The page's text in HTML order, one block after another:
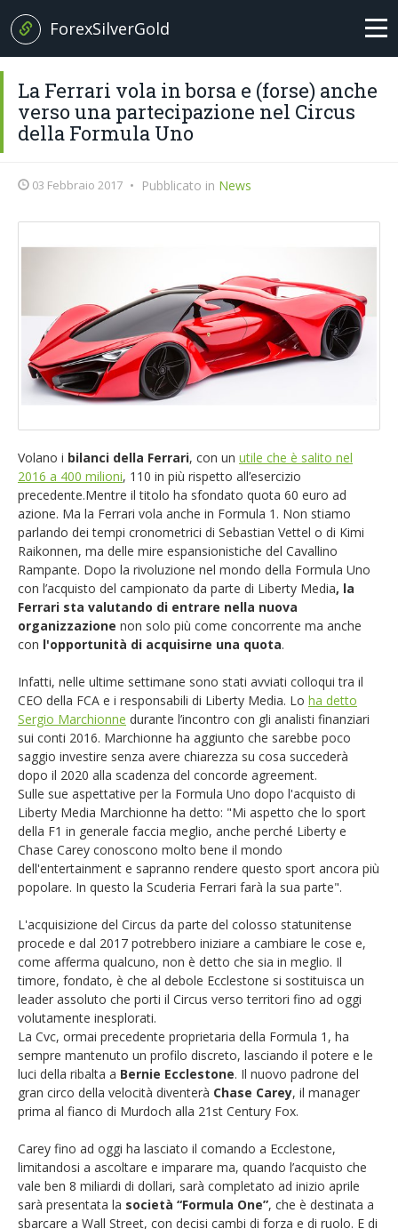
ForexSilverGold
News
EUR/USD
Oro
Argento
EUR/GBP
GBP/USD
Ftse Mib
Altri
Brexit News
Forex Trading
Glossario
La Ferrari vola in borsa e (forse) anche
verso una partecipazione nel Circus
della Formula Uno
03 Febbraio 2017 • Pubblicato in News
Volano i bilanci della Ferrari, con un utile che è salito nel
2016 a 400 milioni, 110 in più rispetto all’esercizio
precedente.Mentre il titolo ha sfondato quota 60 euro ad
azione. Ma la Ferrari vola anche in Formula 1. Non stiamo
parlando dei tempi cronometrici di Sebastian Vettel o di Kimi
Raikonnen, ma delle mire espansionistiche del Cavallino
Rampante. Dopo la rivoluzione nel mondo della Formula Uno
con l’acquisto del campionato da parte di Liberty Media, la
Ferrari sta valutando di entrare nella nuova
organizzazione non solo più come concorrente ma anche
con l'opportunità di acquisirne una quota.
Infatti, nelle ultime settimane sono stati avviati colloqui tra il
CEO della FCA e i responsabili di Liberty Media. Lo ha detto
Sergio Marchionne durante l’incontro con gli analisti finanziari
sui conti 2016. Marchionne ha aggiunto che sarebbe poco
saggio investire senza avere chiarezza su cosa succederà
dopo il 2020 alla scadenza del concorde agreement.
Sulle sue aspettative per la Formula Uno dopo l'acquisto di
Liberty Media Marchionne ha detto: "Mi aspetto che lo sport
della F1 in generale faccia meglio, anche perché Liberty e
Chase Carey conoscono molto bene il mondo
dell'entertainment e sapranno rendere questo sport ancora più
popolare. In questo la Scuderia Ferrari farà la sua parte".
L'acquisizione del Circus da parte del colosso statunitense
procede e dal 2017 potrebbero iniziare a cambiare le cose e,
come afferma qualcuno, non è detto che sia in meglio. Il
timore, fondato, è che al debole Ecclestone si sostituisca un
leader assoluto che porti il Circus verso territori fino ad oggi
volutamente inesplorati.
La Cvc, ormai precedente proprietaria della Formula 1, ha
sempre mantenuto un profilo discreto, lasciando il potere e le
luci della ribalta a Bernie Ecclestone. Il nuovo padrone del
gran circo della velocità diventerà Chase Carey, il manager
prima al fianco di Murdoch alla 21st Century Fox.
Carey fino ad oggi ha lasciato il comando a Ecclestone,
limitandosi a ascoltare e imparare ma, quando l’acquisto che
vale ben 8 miliardi di dollari, sarà completato ad inizio aprile
sarà presentata la società “Formula One”, che è destinata a
sbarcare a Wall Street, con decisi cambi di forza e di ruolo. E di